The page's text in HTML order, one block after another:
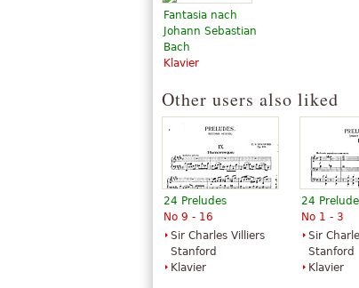
20) Allegro moderato (in C
21) Andantino sostenuto (in B-
22) Vivace e scherzoso (in G
23) Allegro vivace (in F major)
Fantasia nach
Johann Sebastian
Bach
Klavier
Other users also liked
24 Preludes
No 9 - 16
Sir Charles Villiers
Stanford
Klavier
24
No 1 - 3
Sir
Stanford
Klavier